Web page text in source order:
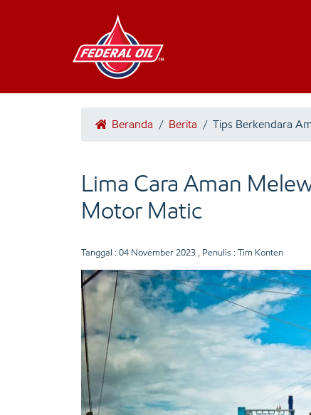
Beranda / Berita / Tips Berkendara
Lima Cara Aman
Motor Matic
Tanggal : 04 November 2023 , Penulis : Tim Konten